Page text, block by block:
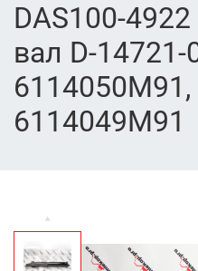
DAS100-
вал D-14721-
6114050M91,
6114049M91